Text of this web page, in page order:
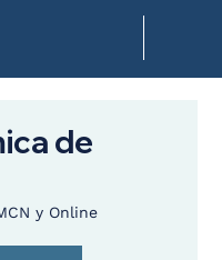
de
y Online